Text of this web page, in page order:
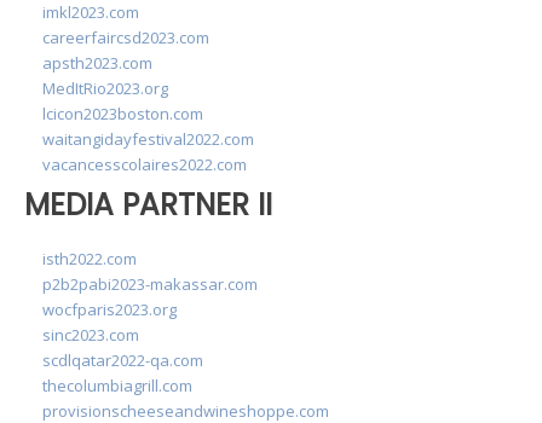
imkl2023.com
careerfaircsd2023.com
apsth2023.com
MedItRio2023.org
lcicon2023boston.com
waitangidayfestival2022.com
vacancesscolaires2022.com
MEDIA PARTNER II
isth2022.com
p2b2pabi2023-makassar.com
wocfparis2023.org
sinc2023.com
scdlqatar2022-qa.com
thecolumbiagrill.com
provisionscheeseandwineshoppe.com